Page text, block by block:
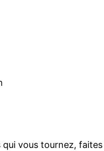
vous tournez,